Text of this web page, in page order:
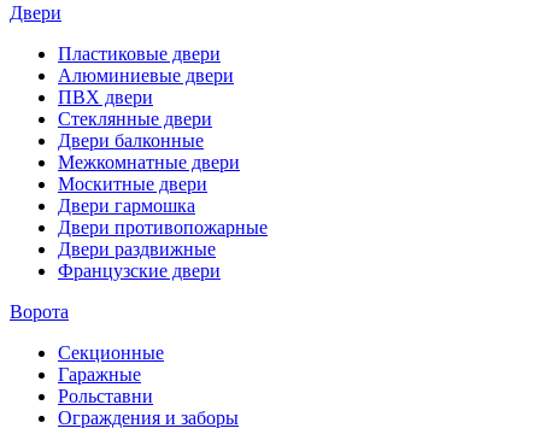
Двери
Пластиковые двери
Алюминиевые двери
ПВХ двери
Стеклянные двери
Двери балконные
Межкомнатные двери
Москитные двери
Двери гармошка
Двери противопожарные
Двери раздвижные
Французские двери
Ворота
Секционные
Гаражные
Рольставни
Ограждения и заборы